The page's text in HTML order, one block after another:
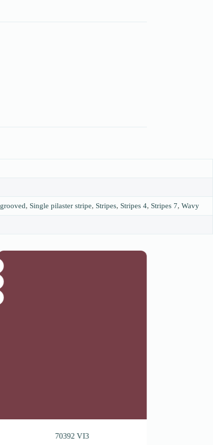
, Single pilaster stripe, Stripes, Stripes 4, Stripes 7, Wavy
70381 GR2